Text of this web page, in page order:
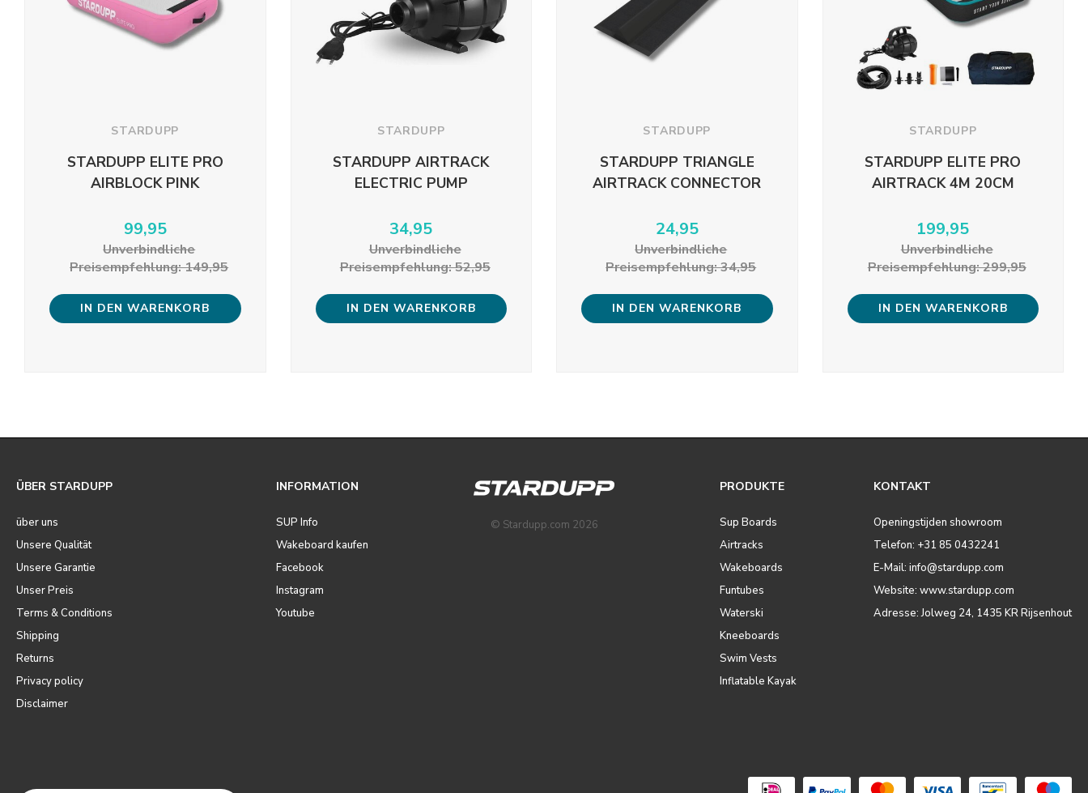
STARDUPP
STARDUPP ELITE PRO
AIRBLOCK PINK
99,95
Unverbindliche
Preisempfehlung: 149,95
IN DEN WARENKORB
STARDUPP
STARDUPP AIRTRACK
ELECTRIC PUMP
34,95
Unverbindliche
Preisempfehlung: 52,95
IN DEN WARENKORB
STARDUPP
STARDUPP TRIANGLE
AIRTRACK CONNECTOR
24,95
Unverbindliche
Preisempfehlung: 34,95
IN DEN WARENKORB
STARDUPP
STARDUPP ELITE PRO
AIRTRACK 4M 20CM
199,95
Unverbindliche
Preisempfehlung: 299,95
IN DEN WARENKORB
ÜBER STARDUPP
über uns
Unsere Qualität
Unsere Garantie
Unser Preis
Terms & Conditions
Shipping
Returns
Privacy policy
Disclaimer
INFORMATION
SUP Info
Wakeboard kaufen
Facebook
Instagram
Youtube
© Stardupp.com 2026
PRODUKTE
Sup Boards
Airtracks
Wakeboards
Funtubes
Waterski
Kneeboards
Swim Vests
Inflatable Kayak
KONTAKT
Openingstijden showroom
Telefon: +31 85 0432241
E-Mail:info@stardupp.com
Website: www.stardupp.com
Adresse: Jolweg 24, 1435 KR Rijsenhout